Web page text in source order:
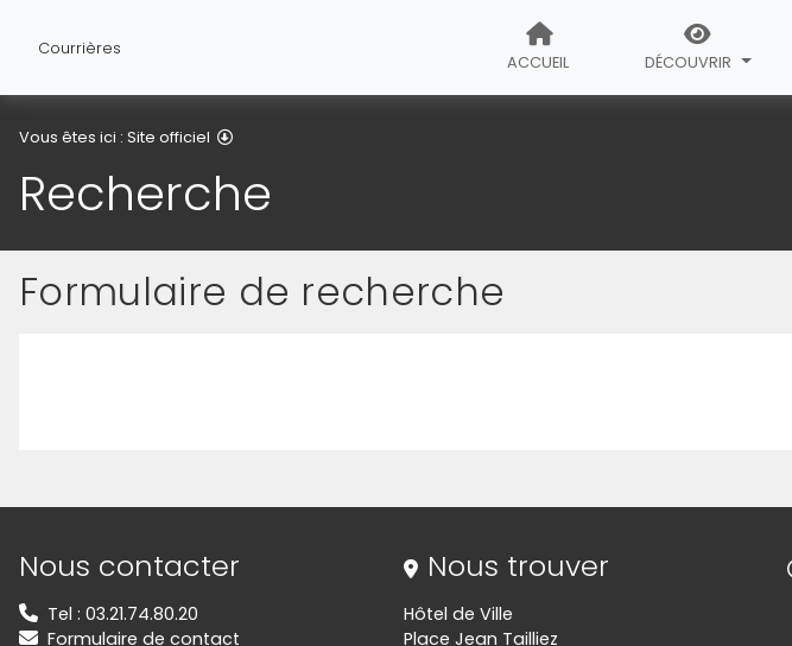
Courrières
ACCUEIL DÉCOUVRIR
Vous êtes ici : Site officiel
Recherche
Formulaire de recherche
Informations de contact
Nous contacter
Tel : 03.21.74.80.20
Formulaire de contact
Nous trouver
Hôtel de Ville
Place Jean Tailliez